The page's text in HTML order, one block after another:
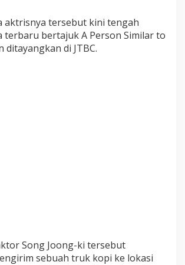
L
o
k
-
aktrisnya tersebut kini tengah
terbaru bertajuk A Person Similar to
ditayangkan di JTBC.
Song Joong-ki tersebut
sebuah truk kopi ke lokasi